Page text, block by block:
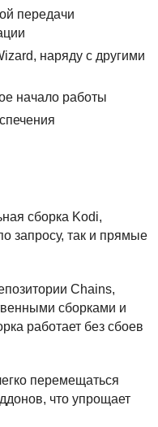
передачи
наряду с другими
начало работы
сборка Kodi,
запросу, так и прямые
Chains,
сборками и
работает без сбоев
перемещаться
что упрощает